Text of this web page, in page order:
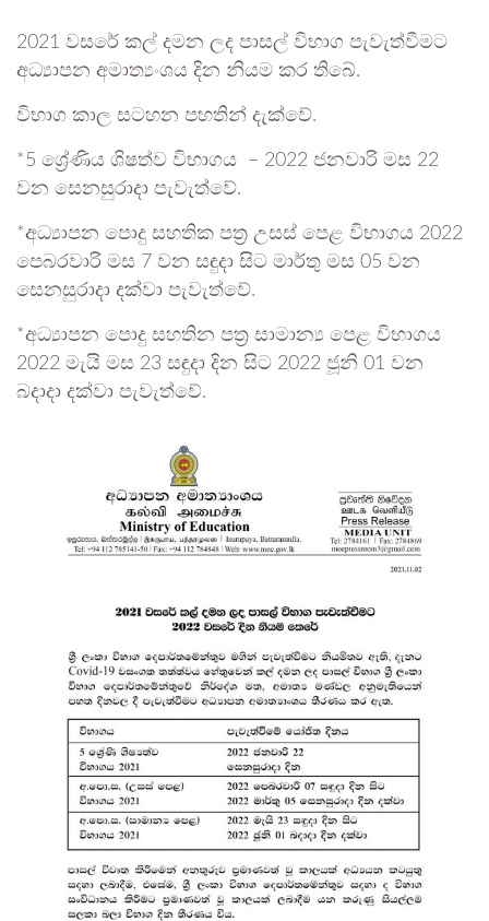
2021 වසරේ කල් දමන ලද පාසල් විභාග පැවැත්වීමට
අධ්‍යාපන අමාත්‍යංශය දින නියම කර තිබේ.
විභාග කාල සටහන පහතින් දැක්වේ.
*5 ශ්‍රේණිය ශිෂත්ව විභාගය – 2022 ජනවාරි මස 22
වන සෙනසුරාදා පැවැත්වේ.
*අධ්‍යාපන පොදු සහතික පත්‍ර උසස් පෙළ විභාගය 2022
පෙබරවාරි මස 7 වන සඳුදා සිට මාර්තු මස 05 වන
සෙනසුරාදා දක්වා පැවැත්වේ.
*අධ්‍යාපන පොදු සහතින පත්‍ර සාමාන්‍ය පෙළ විභාගය
2022 මැයි මස 23 සඳුදා දින සිට 2022 ජූනි 01 වන
බදාදා දක්වා පැවැත්වේ.